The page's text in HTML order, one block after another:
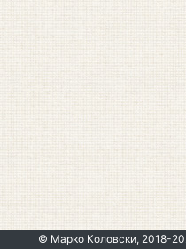
© Марко Коловски, 2018-